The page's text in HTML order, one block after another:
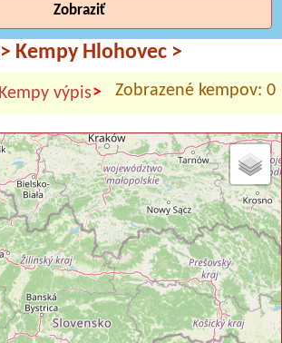
Zobraziť
> Kempy Hlohovec >
Kempy výpis> Zobrazené kempov: 0